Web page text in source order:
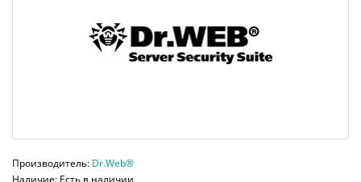
Производитель: Dr.Web®
Наличие: Есть в наличии